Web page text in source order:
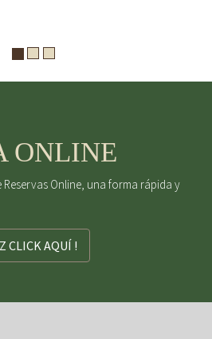
ONLINE
Online, una forma rápida y
CLICK AQUÍ !